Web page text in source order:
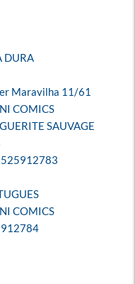
DURA
Maravilha 11/61
COMICS
SAUVAGE
COMICS